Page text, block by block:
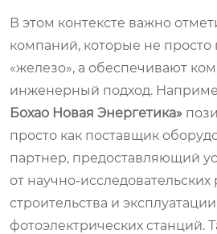
В этом контексте важно
компаний, которые не просто
«железо», а обеспечивают
инженерный подход.
Бохао Новая Энергетика»
просто как поставщик
партнер, предоставляющий
от научно-исследовательских
строительства и эксплуатации
фотоэлектрических станций.